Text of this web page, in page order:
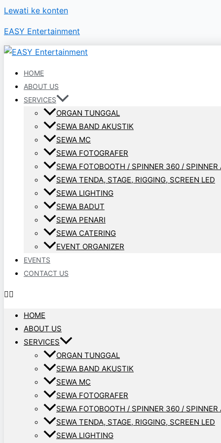
Lewati ke konten
EASY Entertainment
HOME
ABOUT US
SERVICES
ORGAN TUNGGAL
SEWA BAND AKUSTIK
SEWA MC
SEWA FOTOGRAFER
SEWA FOTOBOOTH / SPINNER 360 / SPINNER
SEWA TENDA, STAGE, RIGGING, SCREEN LED
SEWA LIGHTING
SEWA BADUT
SEWA PENARI
SEWA CATERING
EVENT ORGANIZER
EVENTS
CONTACT US
HOME
ABOUT US
SERVICES
ORGAN TUNGGAL
SEWA BAND AKUSTIK
SEWA MC
SEWA FOTOGRAFER
SEWA FOTOBOOTH / SPINNER 360 / SPINNER
SEWA TENDA, STAGE, RIGGING, SCREEN LED
SEWA LIGHTING